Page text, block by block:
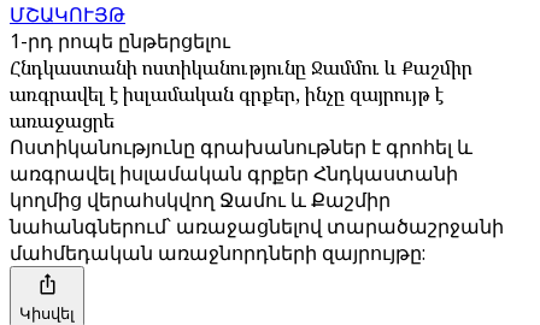
ՄՇԱԿՈՒՅԹ
1-րդ րոպե ընթերցելու
Հնդկաստանի ոստիկանությունը Ջամմու և Քաշմիր
առգրավել է իսլամական գրքեր, ինչը զայրույթ է
առաջացրե
Ոստիկանությունը գրախանութներ է գրոհել և
առգրավել իսլամական գրքեր Հնդկաստանի
կողմից վերահսկվող Ջամու և Քաշմիր
նահանգներում՝ առաջացնելով տարածաշրջանի
մահմեդական առաջնորդների զայրույթը:
Կիսվել